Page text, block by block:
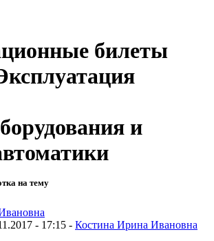
билеты
и
на тему
- 17:15 - Костина Ирина Ивановна